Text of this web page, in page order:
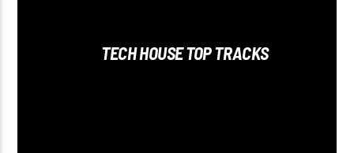
TECH HOUSE TOP TRACKS